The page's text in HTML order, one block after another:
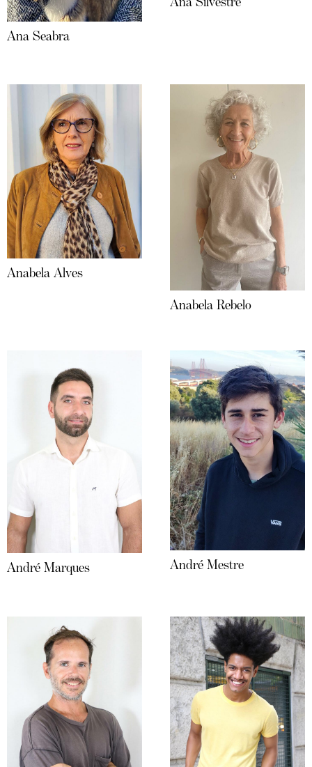
Ana Seabra
Anabela Alves
Anabela Rebelo
André Marques André Mestre